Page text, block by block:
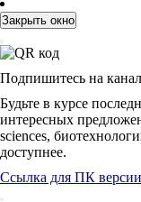
Закрыть окно
Подпишитесь на
Будьте в курсе
интересных
sciences,
доступнее.
Ссылка для ПК версии